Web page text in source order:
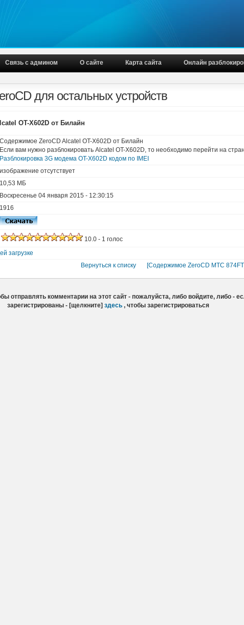
Связь с админом О сайте Карта сайта Онлайн
для остальных устройств
OT-X602D от Билайн
Содержимое ZeroCD Alcatel OT-X602D от Билайн
Если вам нужно разблокировать Alcatel OT-X602D, то необходимо перейти на
Разблокировка 3G модема OT-X602D кодом по IMEI
изображение отсутствует
10,53 МБ
Воскресенье 04 января 2015 - 12:30:15
1916
10.0 - 1 голос
загрузке
Вернуться к списку
[Содержимое ZeroCD МТС
отправлять комментарии на этот сайт - пожалуйста, либо войдите, либо -
зарегистрированы - [щелкните] здесь, чтобы зарегистрироваться